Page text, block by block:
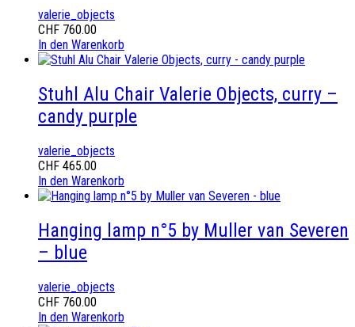
valerie_objects
CHF 760.00
In den Warenkorb
Stuhl Alu Chair Valerie Objects, curry –
candy purple
valerie_objects
CHF 465.00
In den Warenkorb
Hanging lamp n°5 by Muller van Severen
– blue
valerie_objects
CHF 760.00
In den Warenkorb